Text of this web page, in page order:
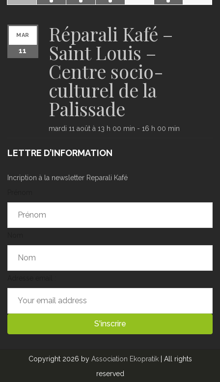
MAR
11
Réparali Kafé –
Saint Louis –
Centre socio-
culturel de la
Palissade
mardi 11 août à 13 h 00 min - 16 h 00 min
LETTRE D’INFORMATION
Incription à la newsletter Reparali Kafé
Copyright 2026 by Association Ekopratik| All rights
reserved